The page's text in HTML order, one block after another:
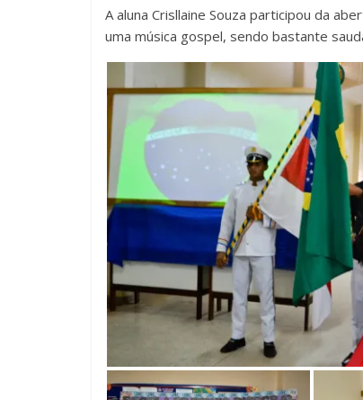
A aluna Crisllaine Souza participou da
uma música gospel, sendo bastante